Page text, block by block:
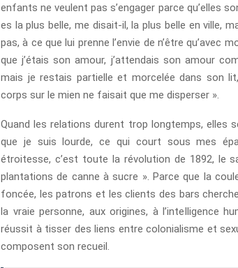
enfants ne veulent pas s’engager parce qu’elles
es la plus belle, me disait-il, la plus belle en ville,
pas, à ce que lui prenne l’envie de n’être qu’avec
que j’étais son amour, j’attendais son amour
mais je restais partielle et morcelée dans son
corps sur le mien ne faisait que me disperser ».
Quand les relations durent trop longtemps, elles
que je suis lourde, ce qui court sous mes
étroitesse, c’est toute la révolution de 1892, le
plantations de canne à sucre ». Parce que la
foncée, les patrons et les clients des bars
la vraie personne, aux origines, à l’intelligence
réussit à tisser des liens entre colonialisme et
composent son recueil.